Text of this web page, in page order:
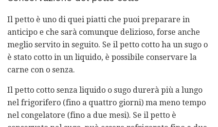
Il petto è uno di quei piatti che puoi preparare in
anticipo e che sarà comunque delizioso, forse anche
meglio servito in seguito. Se il petto cotto ha un sugo o
è stato cotto in un liquido, è possibile conservare la
carne con o senza.
Il petto cotto senza liquido o sugo durerà più a lungo
nel frigorifero (fino a quattro giorni) ma meno tempo
nel congelatore (fino a due mesi). Se il petto è